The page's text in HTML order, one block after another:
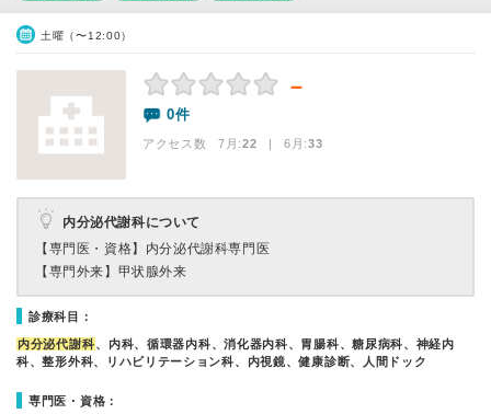
土曜（〜12:00）
－
0件
アクセス数 7月:22 | 6月:33
内分泌代謝科について
【専門医・資格】 内分泌代謝科専門医
【専門外来】 甲状腺外来
診療科目：
内分泌代謝科、内科、循環器内科、消化器内科、胃腸科、糖尿病科、神経内
科、整形外科、リハビリテーション科、内視鏡、健康診断、人間ドック
専門医・資格：